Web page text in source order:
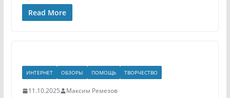
Read More
ИНТЕРНЕТ ОБЗОРЫ ПОМОЩЬ ТВОРЧЕСТВО
11.10.2025 Максим Ремезов